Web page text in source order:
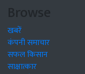
Browse
खबरें
कंपनी समाचार
सफल किसान
साक्षात्कार